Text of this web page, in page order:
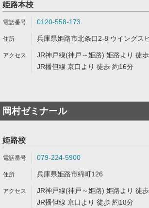
姫路本校
0120-558-173
兵庫県姫路市北条口2-8 ウイングス
JR神戸線(神戸～姫路) 姫路より 徒
JR播但線 京口より 徒歩 約16分
岡村ゼミナール
姫路校
079-224-5900
兵庫県姫路市綿町126
JR神戸線(神戸～姫路) 姫路より 徒
JR播但線 京口より 徒歩 約18分